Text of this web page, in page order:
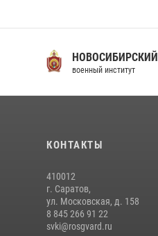
НОВОСИБИРСКИЙ
военный институт
КОНТАКТЫ
410012
г. Саратов,
ул. Московская, д. 158
8 845 266 91 22
svki@rosgvard.ru